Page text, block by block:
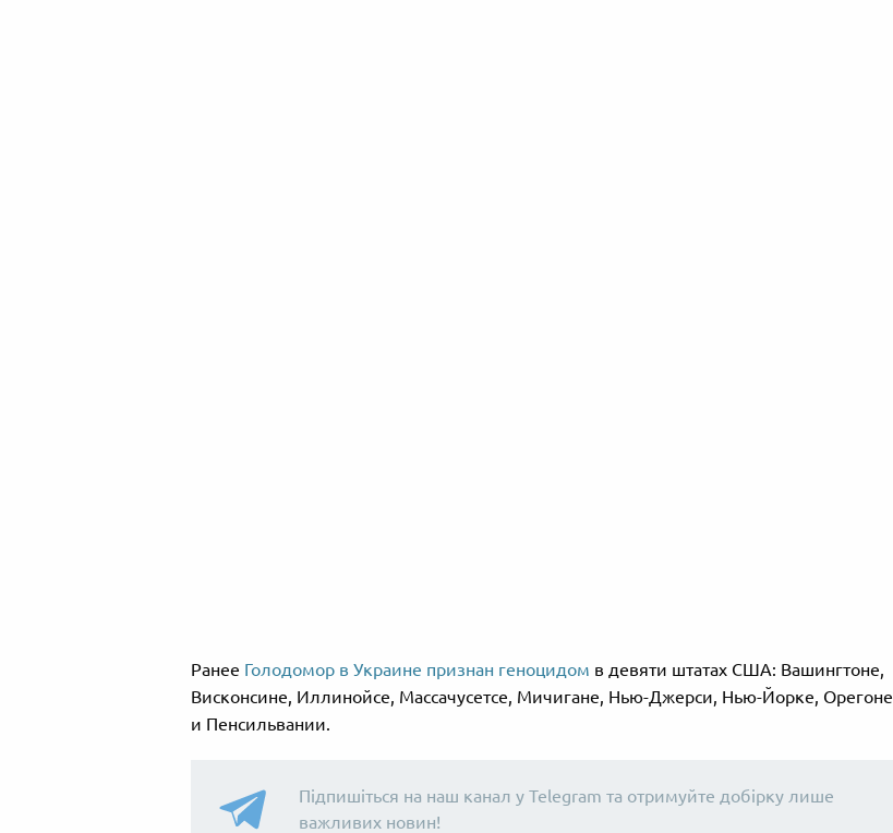
Ранее Голодомор в Украине признан геноцидом в девяти штатах США: Вашингтоне,
Висконсине, Иллинойсе, Массачусетсе, Мичигане, Нью-Джерси, Нью-Йорке, Орегоне
и Пенсильвании.
Підпишіться на наш канал у Telegram та отримуйте добірку лише
важливих новин!